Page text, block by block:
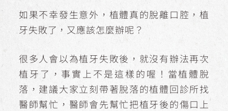
如果不幸發生意外，植體真的脫離口腔，植
牙失敗了，又應該怎麼辦呢？
很多人會以為植牙失敗後，就沒有辦法再次
植牙了，事實上不是這樣的喔！當植體脫
落，建議大家立刻帶著脫落的植體回診所找
醫師幫忙，醫師會先幫忙把植牙後的傷口上